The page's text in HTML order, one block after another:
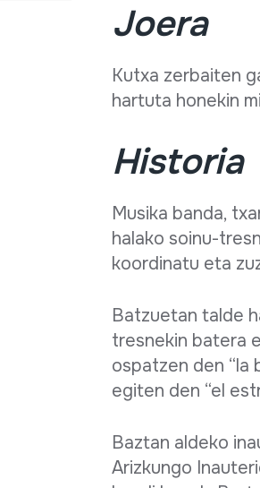
Joera
Kutxa zerbaiten
hartuta honekin
Historia
Musika banda,
halako soinu-
koordinatu eta
Batzuetan talde
tresnekin batera
ospatzen den “la
egiten den “el
Baztan aldeko
Arizkungo